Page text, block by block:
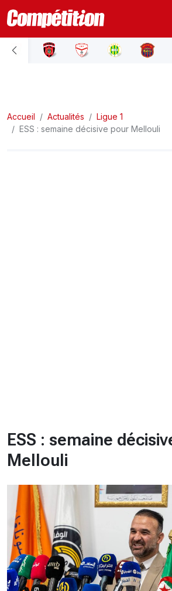
ACCUEIL
LIGUE 2
Accueil Actualités
Ligue 1
ESS : semaine décisive pour Mellouli
ESS : semaine
Mellouli